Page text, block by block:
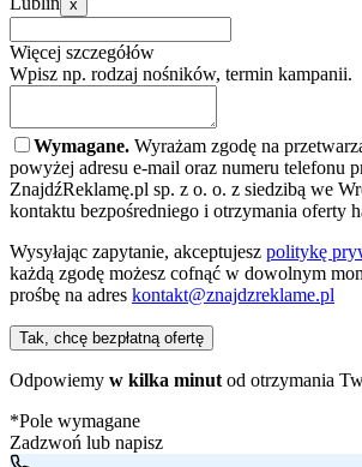
x
Więcej szczegółów
Wpisz np. rodzaj nośników, termin kampanii.
Wymagane. Wyrażam zgodę na
powyżej adresu e-mail oraz numeru telefonu
ZnajdźReklamę.pl sp. z o. o. z siedzibą we
kontaktu bezpośredniego i otrzymania oferty
Wysyłając zapytanie, akceptujesz politykę
każdą zgodę możesz cofnąć w dowolnym
prośbę na adres kontakt@znajdzreklame.pl
Tak, chcę bezpłatną ofertę
Odpowiemy w kilka minut od otrzymania
*Pole wymagane
Zadzwoń lub napisz